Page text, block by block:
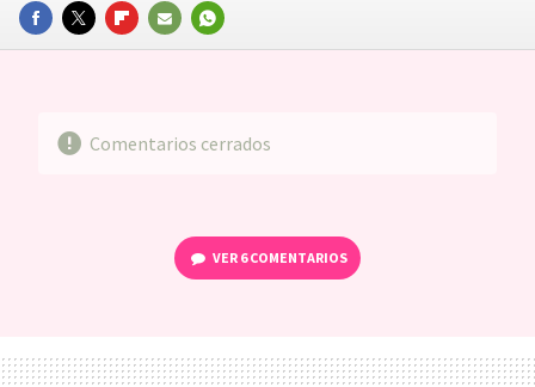
FACEBOOKTWITTERFLIPBOARD
E-
WHATSAPP
Comentarios cerrados
VER 6 COMENTARIOS